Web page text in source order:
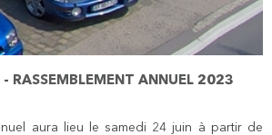
RASSEMBLEMENT ANNUEL 2023
aura lieu le samedi 24 juin à partir de